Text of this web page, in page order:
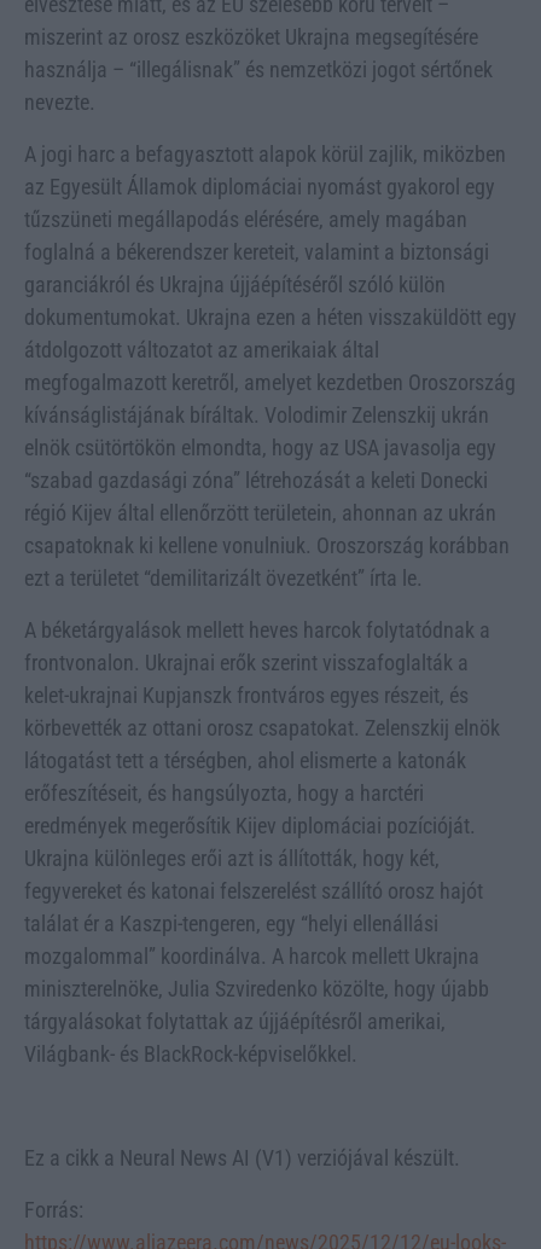
miszerint az orosz eszközöket Ukrajna megsegítésére
használja – “illegálisnak” és nemzetközi jogot sértőnek
nevezte.
A jogi harc a befagyasztott alapok körül zajlik, miközben
az Egyesült Államok diplomáciai nyomást gyakorol egy
tűzszüneti megállapodás elérésére, amely magában
foglalná a békerendszer kereteit, valamint a biztonsági
garanciákról és Ukrajna újjáépítéséről szóló külön
dokumentumokat. Ukrajna ezen a héten visszaküldött egy
átdolgozott változatot az amerikaiak által
megfogalmazott keretről, amelyet kezdetben Oroszország
kívánságlistájának bíráltak. Volodimir Zelenszkij ukrán
elnök csütörtökön elmondta, hogy az USA javasolja egy
“szabad gazdasági zóna” létrehozását a keleti Donecki
régió Kijev által ellenőrzött területein, ahonnan az ukrán
csapatoknak ki kellene vonulniuk. Oroszország korábban
ezt a területet “demilitarizált övezetként” írta le.
A béketárgyalások mellett heves harcok folytatódnak a
frontvonalon. Ukrajnai erők szerint visszafoglalták a
kelet-ukrajnai Kupjanszk frontváros egyes részeit, és
körbevették az ottani orosz csapatokat. Zelenszkij elnök
látogatást tett a térségben, ahol elismerte a katonák
erőfeszítéseit, és hangsúlyozta, hogy a harctéri
eredmények megerősítik Kijev diplomáciai pozícióját.
Ukrajna különleges erői azt is állították, hogy két,
fegyvereket és katonai felszerelést szállító orosz hajót
találat ér a Kaszpi-tengeren, egy “helyi ellenállási
mozgalommal” koordinálva. A harcok mellett Ukrajna
miniszterelnöke, Julia Szviredenko közölte, hogy újabb
tárgyalásokat folytattak az újjáépítésről amerikai,
Világbank- és BlackRock-képviselőkkel.
Ez a cikk a Neural News AI (V1) verziójával készült.
Forrás:
https://www.aljazeera.com/news/2025/12/12/eu-looks-